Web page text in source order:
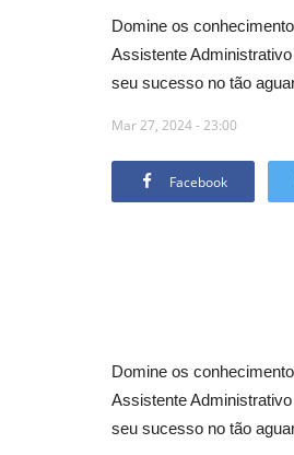
Domine os
Assistente
seu sucesso no tão
Mar 27, 2024 - 23:00
Facebook
Domine os
Assistente
seu sucesso no tão